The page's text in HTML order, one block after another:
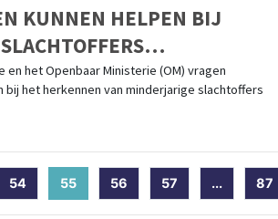
KUNNEN HELPEN BIJ
en het Openbaar Ministerie (OM) vragen
bij het herkennen van minderjarige slachtoffers
54 55 (current)
56 57 ... 87